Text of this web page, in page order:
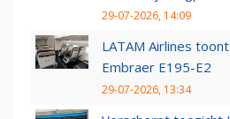
29-07-2026, 14:09
LATAM Airlines
Embraer E195-E2
29-07-2026, 13:34